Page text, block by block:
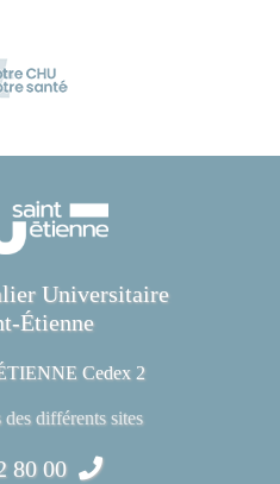
Universitaire
Étienne
Cedex 2
des différents sites
80 00